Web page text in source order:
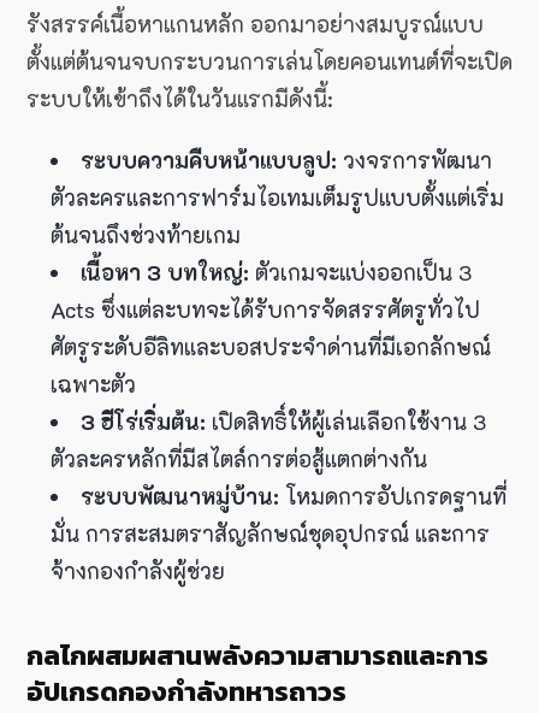
รังสรรค์เนื้อหาแกนหลัก ออกมาอย่างสมบูรณ์แบบ
ตั้งแต่ต้นจนจบกระบวนการเล่นโดยคอนเทนต์ที่จะเปิด
ระบบให้เข้าถึงได้ในวันแรกมีดังนี้:
ระบบความคืบหน้าแบบลูป: วงจรการพัฒนา
ตัวละครและการฟาร์มไอเทมเต็มรูปแบบตั้งแต่เริ่ม
ต้นจนถึงช่วงท้ายเกม
เนื้อหา 3 บทใหญ่: ตัวเกมจะแบ่งออกเป็น 3
Acts ซึ่งแต่ละบทจะได้รับการจัดสรรศัตรูทั่วไป
ศัตรูระดับอีลิทและบอสประจำด่านที่มีเอกลักษณ์
เฉพาะตัว
3 ฮีโร่เริ่มต้น: เปิดสิทธิ์ให้ผู้เล่นเลือกใช้งาน 3
ตัวละครหลักที่มีสไตล์การต่อสู้แตกต่างกัน
ระบบพัฒนาหมู่บ้าน: โหมดการอัปเกรดฐานที่
มั่น การสะสมตราสัญลักษณ์ชุดอุปกรณ์ และการ
จ้างกองกำลังผู้ช่วย
กลไกผสมผสานพลังความสามารถและการ
อัปเกรดกองกำลังทหารถาวร